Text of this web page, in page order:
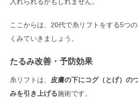
ここからは、20代で糸リフトをする5つ
くみていきましょう。
たるみ改善・予防効果
糸リフトは、
皮膚の下にコグ（とげ）の
みを引き上げる施術です。